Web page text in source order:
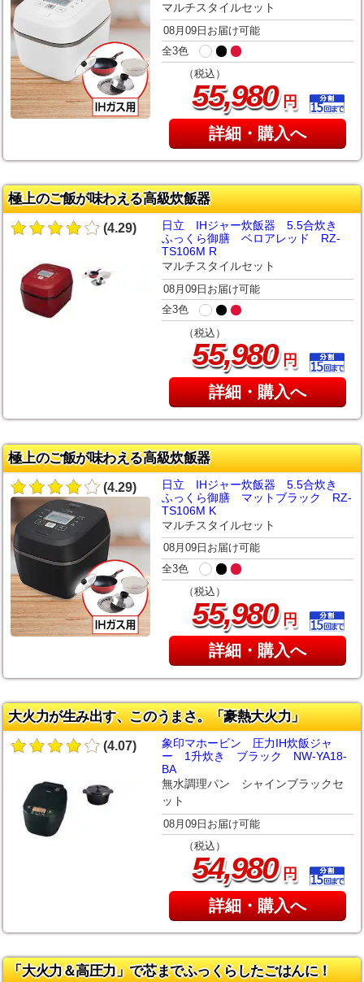
マルチスタイルセット
08月09日お届け可能
全3色
（税込）
55,980円
詳細・購入へ
極上のご飯が味わえる高級炊飯器
(4.29)
日立 IHジャー炊飯器 5.5合炊き
ふっくら御膳 ベロアレッド RZ-
TS106M R
マルチスタイルセット
08月09日お届け可能
全3色
（税込）
55,980円
詳細・購入へ
極上のご飯が味わえる高級炊飯器
(4.29)
日立 IHジャー炊飯器 5.5合炊き
ふっくら御膳 マットブラック RZ-
TS106M K
マルチスタイルセット
08月09日お届け可能
全3色
（税込）
55,980円
詳細・購入へ
大火力が生み出す、このうまさ。「豪熱大火力」
(4.07)
象印マホービン 圧力IH炊飯ジャ
ー 1升炊き ブラック NW-YA18-
BA
無水調理パン シャインブラックセ
ット
08月09日お届け可能
（税込）
54,980円
詳細・購入へ
「大火力＆高圧力」で芯までふっくらしたごはんに！